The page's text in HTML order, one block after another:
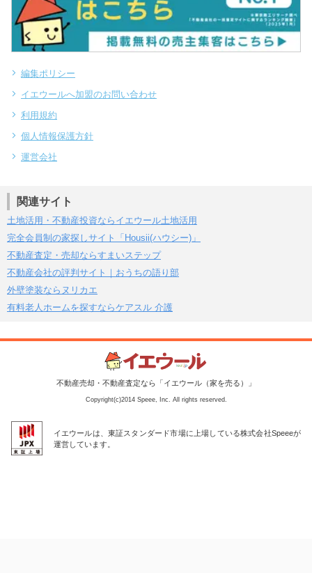
編集ポリシー
イエウールへ加盟のお問い合わせ
利用規約
個人情報保護方針
運営会社
関連サイト
土地活用・不動産投資ならイエウール土地活用
完全会員制の家探しサイト「Housii(ハウシー)」
不動産査定・売却ならすまいステップ
不動産会社の評判サイト｜おうちの語り部
外壁塗装ならヌリカエ
有料老人ホームを探すならケアスル 介護
不動産売却・不動産査定なら「イエウール（家を売る）」
Copyright(c)2014 Speee, Inc. All rights reserved.
イエウールは、東証スタンダード市場に上場している株式会社Speeeが
運営しています。